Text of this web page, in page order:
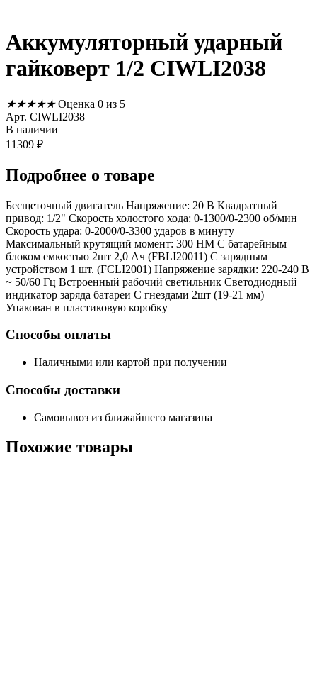
Аккумуляторный ударный
гайковерт 1/2 CIWLI2038
★★★★★ Оценка 0 из 5
Арт. CIWLI2038
В наличии
11309 ₽
Подробнее о товаре
Бесщеточный двигатель Напряжение: 20 В Квадратный
привод: 1/2" Скорость холостого хода: 0-1300/0-2300 об/мин
Скорость удара: 0-2000/0-3300 ударов в минуту
Максимальный крутящий момент: 300 НМ С батарейным
блоком емкостью 2шт 2,0 Ач (FBLI20011) С зарядным
устройством 1 шт. (FCLI2001) Напряжение зарядки: 220-240 В
~ 50/60 Гц Встроенный рабочий светильник Светодиодный
индикатор заряда батареи С гнездами 2шт (19-21 мм)
Упакован в пластиковую коробку
Способы оплаты
Наличными или картой при получении
Способы доставки
Самовывоз из ближайшего магазина
Похожие товары